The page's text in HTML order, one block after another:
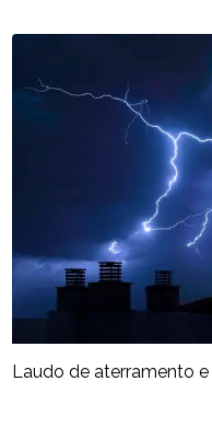
Laudo de aterramento